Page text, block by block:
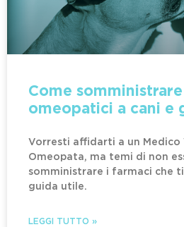
Come
omeopatici a cani e
Vorresti affidarti a un Medico
Omeopata, ma temi di non
somministrare i farmaci che ti
guida utile.
LEGGI TUTTO »